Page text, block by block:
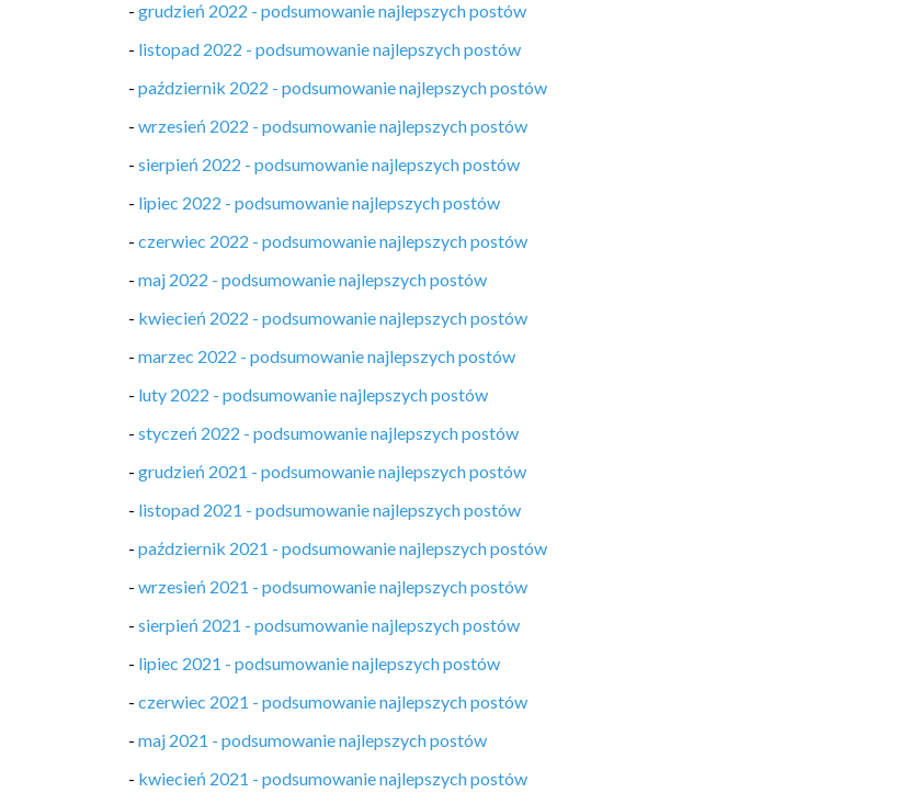
- grudzień 2022 - podsumowanie najlepszych postów
- listopad 2022 - podsumowanie najlepszych postów
- październik 2022 - podsumowanie najlepszych postów
- wrzesień 2022 - podsumowanie najlepszych postów
- sierpień 2022 - podsumowanie najlepszych postów
- lipiec 2022 - podsumowanie najlepszych postów
- czerwiec 2022 - podsumowanie najlepszych postów
- maj 2022 - podsumowanie najlepszych postów
- kwiecień 2022 - podsumowanie najlepszych postów
- marzec 2022 - podsumowanie najlepszych postów
- luty 2022 - podsumowanie najlepszych postów
- styczeń 2022 - podsumowanie najlepszych postów
- grudzień 2021 - podsumowanie najlepszych postów
- listopad 2021 - podsumowanie najlepszych postów
- październik 2021 - podsumowanie najlepszych postów
- wrzesień 2021 - podsumowanie najlepszych postów
- sierpień 2021 - podsumowanie najlepszych postów
- lipiec 2021 - podsumowanie najlepszych postów
- czerwiec 2021 - podsumowanie najlepszych postów
- maj 2021 - podsumowanie najlepszych postów
- kwiecień 2021 - podsumowanie najlepszych postów